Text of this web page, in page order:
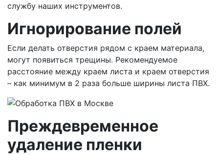
службу наших инструментов.
Игнорирование полей
Если делать отверстия рядом с краем материала,
могут появиться трещины. Рекомендуемое
расстояние между краем листа и краем отверстия
– как минимум в 2 раза больше ширины листа ПВХ.
Преждевременное
удаление пленки